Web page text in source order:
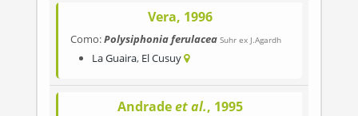
Vera, 1996
Como:Polysiphonia ferulacea Suhr ex J.Agardh
La Guaira, El Cusuy
Andradeet al., 1995